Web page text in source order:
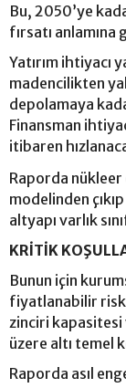
Bu, 2050’ye
fırsatı anlamına
Yatırım ihtiyacı
madencilikten
depolamaya
Finansman
itibaren
Raporda
modelinden
altyapı varlık
KRİTİK
Bunun için
fiyatlanabilir
zinciri kapasitesi
üzere altı temel
Raporda asıl